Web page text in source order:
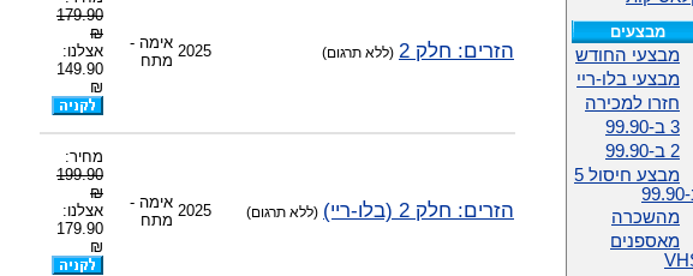
הזרים: חלק 2 (ללא תרגום) 2025 אימה -
מתח
179.90
₪
אצלנו:
149.90
₪
הזרים: חלק 2 (בלו-ריי) (ללא תרגום) 2025 אימה -
מתח
מחיר:
199.90
₪
אצלנו:
179.90
₪
מבצעים
מבצעי החודש
מבצעי בלו-ריי
חזרו למכירה
3 ב-99.90
2 ב-99.90
מבצע חיסול 5
מהשכרה
מאספנים